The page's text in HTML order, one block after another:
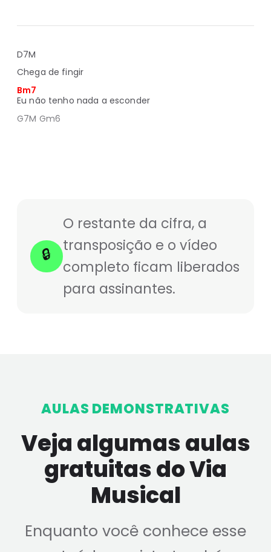
D7M
Chega de fingir
Bm7
Eu não tenho nada a esconder
G7M Gm6
🔒
O restante da cifra, a
transposição e o vídeo
completo ficam liberados
para assinantes.
AULAS DEMONSTRATIVAS
Veja algumas aulas
gratuitas do Via
Musical
Enquanto você conhece esse